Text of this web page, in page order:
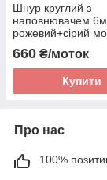
Шнур круглий з
наповнювачем
рожевий+сірий
660 ₴/моток
Купити
Про нас
100%